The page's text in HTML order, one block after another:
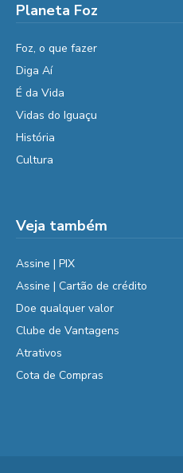
Planeta Foz
Foz, o que fazer
Diga Aí
É da Vida
Vidas do Iguaçu
História
Cultura
Veja também
Assine | PIX
Assine | Cartão de crédito
Doe qualquer valor
Clube de Vantagens
Atrativos
Cota de Compras